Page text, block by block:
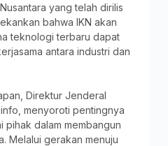
yang telah dirilis
bahwa IKN akan
teknologi terbaru dapat
antara industri dan
Direktur Jenderal
menyoroti pentingnya
dalam membangun
Melalui gerakan menuju